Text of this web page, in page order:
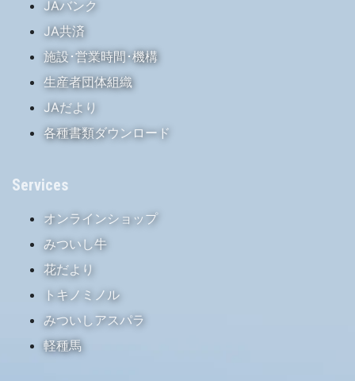
JAバンク
JA共済
施設･営業時間･機構
生産者団体組織
JAだより
各種書類ダウンロード
Services
オンラインショップ
みついし牛
花だより
トキノミノル
みついしアスパラ
軽種馬